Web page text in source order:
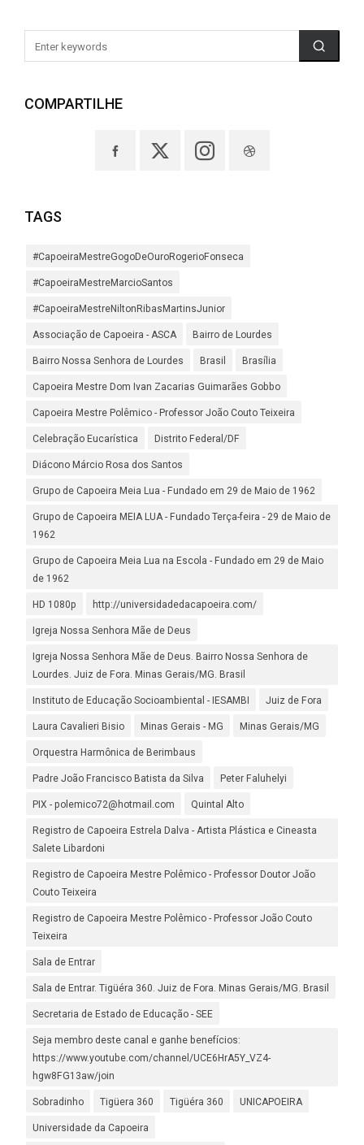
COMPARTILHE
TAGS
#CapoeiraMestreGogoDeOuroRogerioFonseca
#CapoeiraMestreMarcioSantos
#CapoeiraMestreNiltonRibasMartinsJunior
Associação de Capoeira - ASCA Bairro de Lourdes
Bairro Nossa Senhora de Lourdes Brasil Brasília
Capoeira Mestre Dom Ivan Zacarias Guimarães Gobbo
Capoeira Mestre Polêmico - Professor João Couto Teixeira
Celebração Eucarística Distrito Federal/DF
Diácono Márcio Rosa dos Santos
Grupo de Capoeira Meia Lua - Fundado em 29 de Maio de 1962
Grupo de Capoeira MEIA LUA - Fundado Terça-feira - 29 de Maio de
1962
Grupo de Capoeira Meia Lua na Escola - Fundado em 29 de Maio
de 1962
HD 1080p http://universidadedacapoeira.com/
Igreja Nossa Senhora Mãe de Deus
Igreja Nossa Senhora Mãe de Deus. Bairro Nossa Senhora de
Lourdes. Juiz de Fora. Minas Gerais/MG. Brasil
Instituto de Educação Socioambiental - IESAMBI Juiz de Fora
Laura Cavalieri Bisio Minas Gerais - MG Minas Gerais/MG
Orquestra Harmônica de Berimbaus
Padre João Francisco Batista da Silva Peter Faluhelyi
PIX - polemico72@hotmail.com Quintal Alto
Registro de Capoeira Estrela Dalva - Artista Plástica e Cineasta
Salete Libardoni
Registro de Capoeira Mestre Polêmico - Professor Doutor João
Couto Teixeira
Registro de Capoeira Mestre Polêmico - Professor João Couto
Teixeira
Sala de Entrar
Sala de Entrar. Tigüéra 360. Juiz de Fora. Minas Gerais/MG. Brasil
Secretaria de Estado de Educação - SEE
Seja membro deste canal e ganhe benefícios:
https://www.youtube.com/channel/UCE6HrA5Y_VZ4-
hgw8FG13aw/join
Sobradinho Tigüera 360 Tigüéra 360 UNICAPOEIRA
Universidade da Capoeira